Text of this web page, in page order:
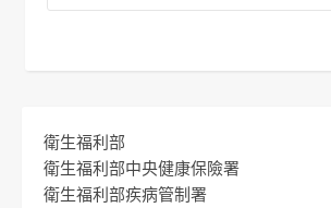
衛生福利部
衛生福利部中央健康保險署
衛生福利部疾病管制署